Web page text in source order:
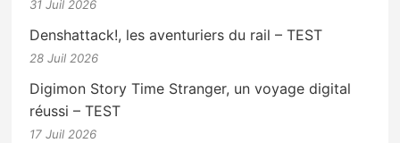
31 Juil 2026
Denshattack!, les aventuriers du rail – TEST
28 Juil 2026
Digimon Story Time Stranger, un voyage digital
réussi – TEST
17 Juil 2026